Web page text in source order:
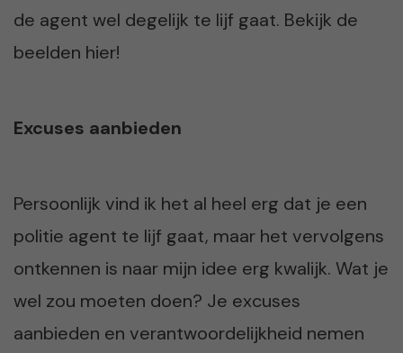
de agent wel degelijk te lijf gaat. Bekijk de
beelden hier!
Excuses aanbieden
Persoonlijk vind ik het al heel erg dat je een
politie agent te lijf gaat, maar het vervolgens
ontkennen is naar mijn idee erg kwalijk. Wat je
wel zou moeten doen? Je excuses
aanbieden en verantwoordelijkheid nemen